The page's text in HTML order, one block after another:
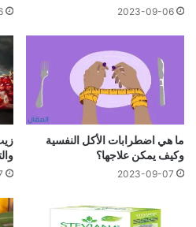
2023-09-06
ما هي اضطرابات الأكل النفسية
وكيف يمكن علاجها؟
2023-09-07